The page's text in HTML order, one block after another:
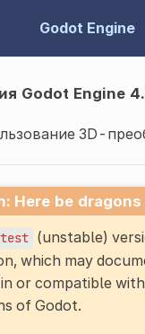
Godot Engine
Godot Engine
3D-
Here be dragons
(unstable)
which may
or compatible
of Godot.